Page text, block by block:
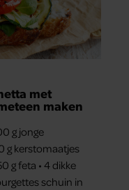
met
maken
g jonge
g kerstomaatjes
g feta • 4 dikke
schuin in